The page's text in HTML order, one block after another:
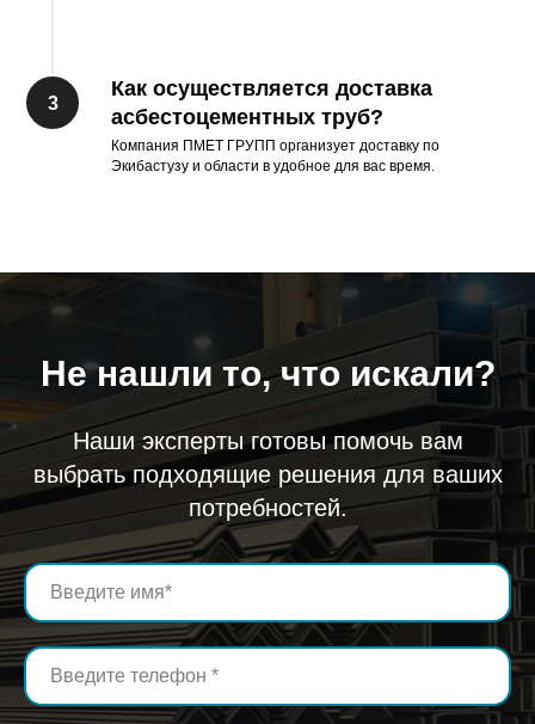
Как осуществляется доставка
асбестоцементных труб?
Компания ПМЕТ ГРУПП организует доставку по
Экибастузу и области в удобное для вас время.
Не нашли то, что искали?
Наши эксперты готовы помочь вам
выбрать подходящие решения для ваших
потребностей.